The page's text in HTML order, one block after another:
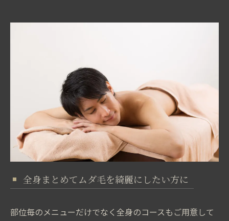
全身まとめてムダ毛を綺麗にしたい方に
部位毎のメニューだけでなく全身のコースもご用意して